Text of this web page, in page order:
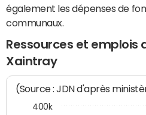
également les dépenses de
communaux.
Ressources et emplois
Xaintray
(Source : JDN d'après
400k